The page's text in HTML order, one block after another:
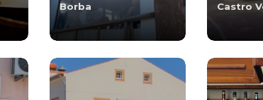
Borba
Castro